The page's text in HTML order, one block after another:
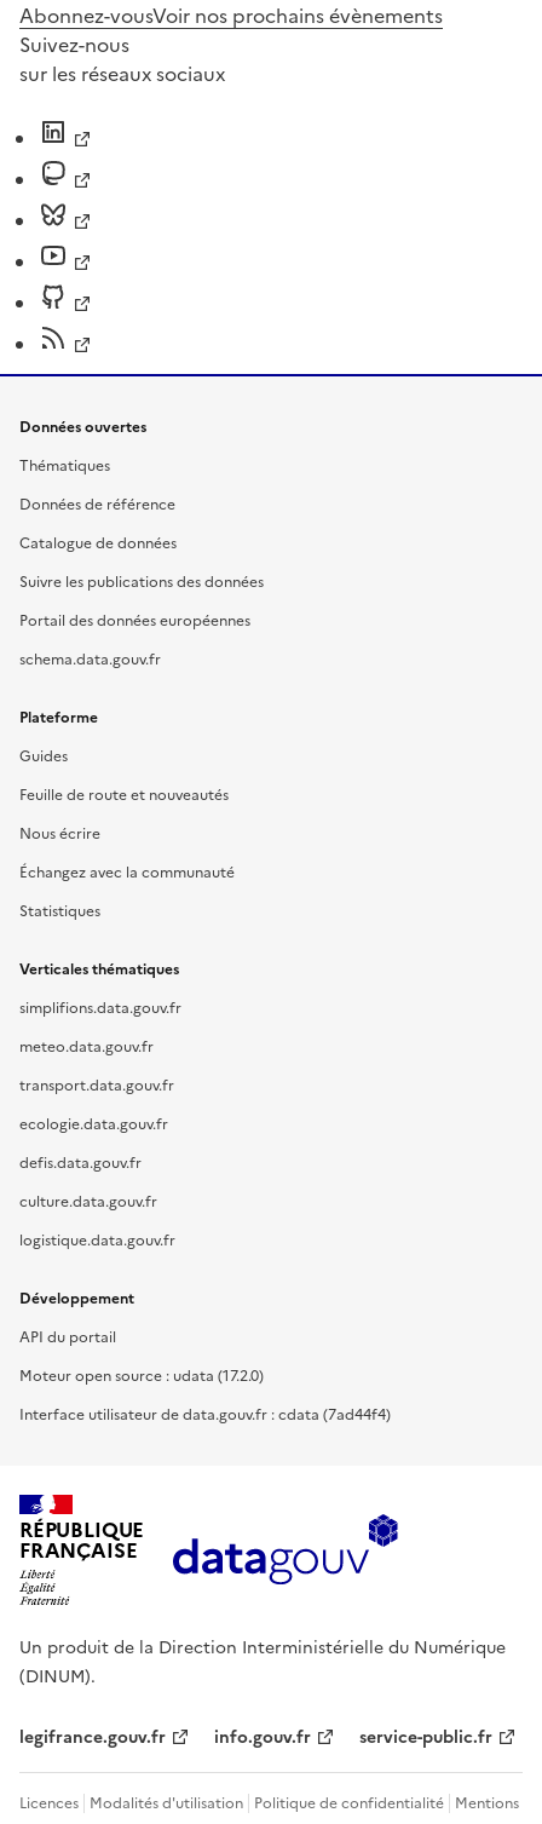
Abonnez-vousVoir nos prochains évènements
Suivez-nous
sur les réseaux sociaux
Données ouvertes
Thématiques
Données de référence
Catalogue de données
Suivre les publications des données
Portail des données européennes
schema.data.gouv.fr
Plateforme
Guides
Feuille de route et nouveautés
Nous écrire
Échangez avec la communauté
Statistiques
Verticales thématiques
simplifions.data.gouv.fr
meteo.data.gouv.fr
transport.data.gouv.fr
ecologie.data.gouv.fr
defis.data.gouv.fr
culture.data.gouv.fr
logistique.data.gouv.fr
Développement
API du portail
Moteur open source : udata (17.2.0)
Interface utilisateur de data.gouv.fr : cdata (7ad44f4)
RÉPUBLIQUE
FRANÇAISE
Un produit de la Direction Interministérielle du Numérique
(DINUM).
legifrance.gouv.fr info.gouv.fr service-public.fr
Licences Modalités d'utilisation Politique de confidentialité Mentions